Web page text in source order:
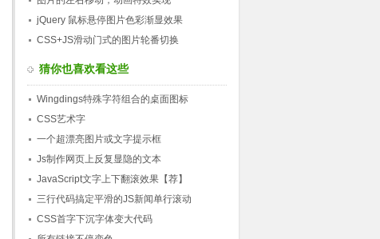
jQuery 鼠标悬停图片色彩渐显效果
CSS+JS滑动门式的图片轮番切换
猜你也喜欢看这些
Wingdings特殊字符组合的桌面图标
CSS艺术字
一个超漂亮图片或文字提示框
Js制作网页上反复显隐的文本
JavaScript文字上下翻滚效果【荐】
三行代码搞定平滑的JS新闻单行滚动
CSS首字下沉字体变大代码